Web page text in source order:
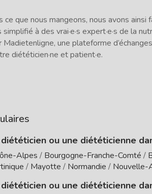
ce que nous mangeons, nous avons ainsi
simplifié à des vrai·e·s expert·e·s de la
Madietenligne, une plateforme
diététicien·ne et patient·e.
ou une diététicienne
Alpes / Bourgogne-Franche-Comté /
/ Mayotte / Normandie / Nouvelle-
diététicien ou une diététicienne